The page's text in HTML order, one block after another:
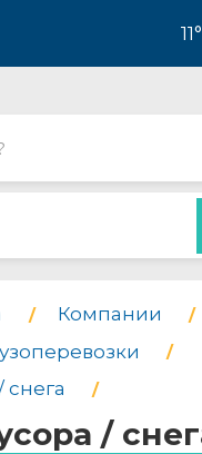
11°
Компании
снега
/